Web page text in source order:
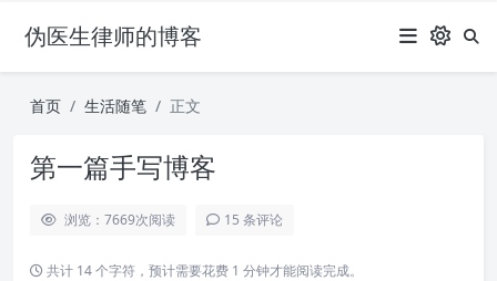
伪医生律师的博客
首页 生活随笔 正文
第一篇手写博客
浏览：7669次阅读 15 条评论
共计 14 个字符，预计需要花费 1 分钟才能阅读完成。